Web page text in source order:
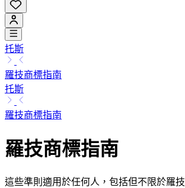
托斯
羅技商標指南
托斯
羅技商標指南
羅技商標指南
這些準則適用於任何人，包括但不限於羅